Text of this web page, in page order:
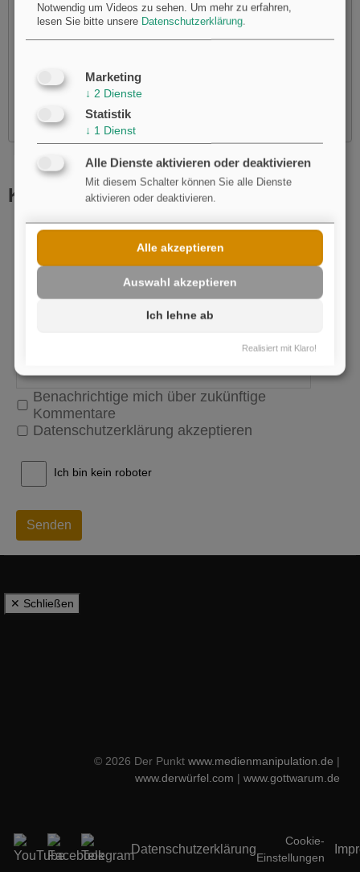
Möchten Sie vonYoutubebereitgestellte externe Inhalte
Kommentar schreiben
Name
E-Mail
Benachrichtige mich über zukünftige
Kommentare
Datenschutzerklärung akzeptieren
Ich bin kein roboter
Senden
✕ Schließen
© 2026 Der Punkt www.medienmanipulation.de |
www.derwürfel.com | www.gottwarum.de
Datenschutzerklärung
Cookie-
Einstellungen
Notwendig um Videos zu sehen. Um mehr zu erfahren,
lesen Sie bitte unsere Datenschutzerklärung.
Marketing
↓ 2 Dienste
Statistik
↓ 1 Dienst
Alle Dienste aktivieren oder deaktivieren
Mit diesem Schalter können Sie alle Dienste
aktivieren oder deaktivieren.
Ich lehne ab
Auswahl akzeptieren
Alle akzeptieren
Realisiert mit Klaro!